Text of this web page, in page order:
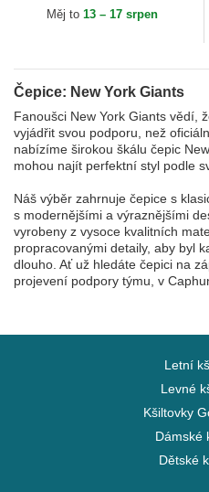
New EraMěj to 13 – 17 srpen
Čepice: New York Giants
Fanoušci New York Giants vědí,
vyjádřit svou podporu, než
nabízíme širokou škálu čepic
mohou najít perfektní styl podle
Náš výběr zahrnuje čepice s
s modernějšími a výraznějšími
vyrobeny z vysoce kvalitních
propracovanými detaily, aby byl
dlouho. Ať už hledáte čepici na
projevení podpory týmu, v
Letní
Levné
Kšiltovky
Dámské
Dětské